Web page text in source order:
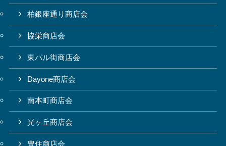
柏銀座通り商店会
協栄商店会
東パル街商店会
Dayone商店会
南本町商店会
光ヶ丘商店会
豊住商店会